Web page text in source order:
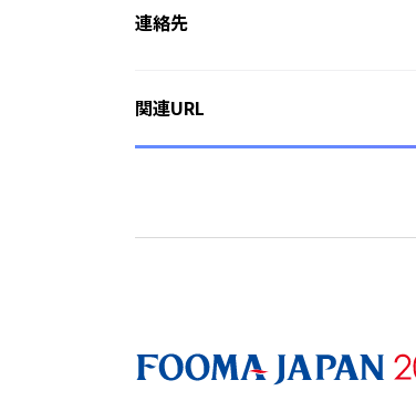
連絡先
関連URL